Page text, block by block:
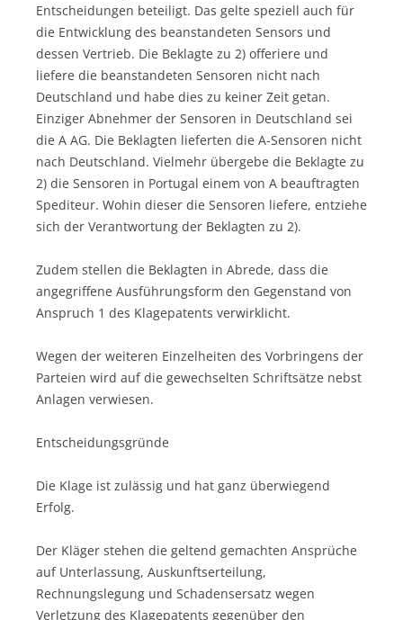
Entscheidungen beteiligt. Das gelte speziell auch für
die Entwicklung des beanstandeten Sensors und
dessen Vertrieb. Die Beklagte zu 2) offeriere und
liefere die beanstandeten Sensoren nicht nach
Deutschland und habe dies zu keiner Zeit getan.
Einziger Abnehmer der Sensoren in Deutschland sei
die A AG. Die Beklagten lieferten die A-Sensoren nicht
nach Deutschland. Vielmehr übergebe die Beklagte zu
2) die Sensoren in Portugal einem von A beauftragten
Spediteur. Wohin dieser die Sensoren liefere, entziehe
sich der Verantwortung der Beklagten zu 2).
Zudem stellen die Beklagten in Abrede, dass die
angegriffene Ausführungsform den Gegenstand von
Anspruch 1 des Klagepatents verwirklicht.
Wegen der weiteren Einzelheiten des Vorbringens der
Parteien wird auf die gewechselten Schriftsätze nebst
Anlagen verwiesen.
Entscheidungsgründe
Die Klage ist zulässig und hat ganz überwiegend
Erfolg.
Der Kläger stehen die geltend gemachten Ansprüche
auf Unterlassung, Auskunftserteilung,
Rechnungslegung und Schadensersatz wegen
Verletzung des Klagepatents gegenüber den